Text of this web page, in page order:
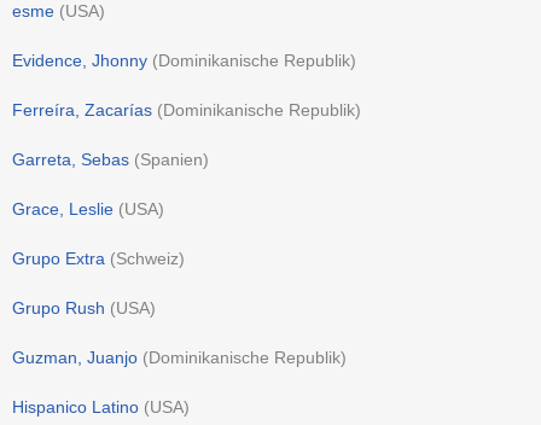
esme (USA)
Evidence, Jhonny (Dominikanische Republik)
Ferreíra, Zacarías (Dominikanische Republik)
Garreta, Sebas (Spanien)
Grace, Leslie (USA)
Grupo Extra (Schweiz)
Grupo Rush (USA)
Guzman, Juanjo (Dominikanische Republik)
Hispanico Latino (USA)